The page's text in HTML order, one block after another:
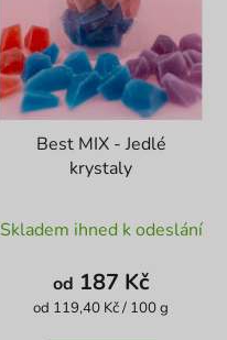
Best MIX - Jedlé
krystaly
hodnocení
produktu
je
Skladem ihned k odeslání
od 187 Kč
Měrná
od 119,40 Kč / 100 g